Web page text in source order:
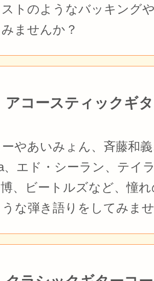
トのようなバッキング
ませんか？
アコースティックギ
やあいみょん、斉藤和
、エド・シーラン、テイ
博、ビートルズなど、憧
な弾き語りをしてみま